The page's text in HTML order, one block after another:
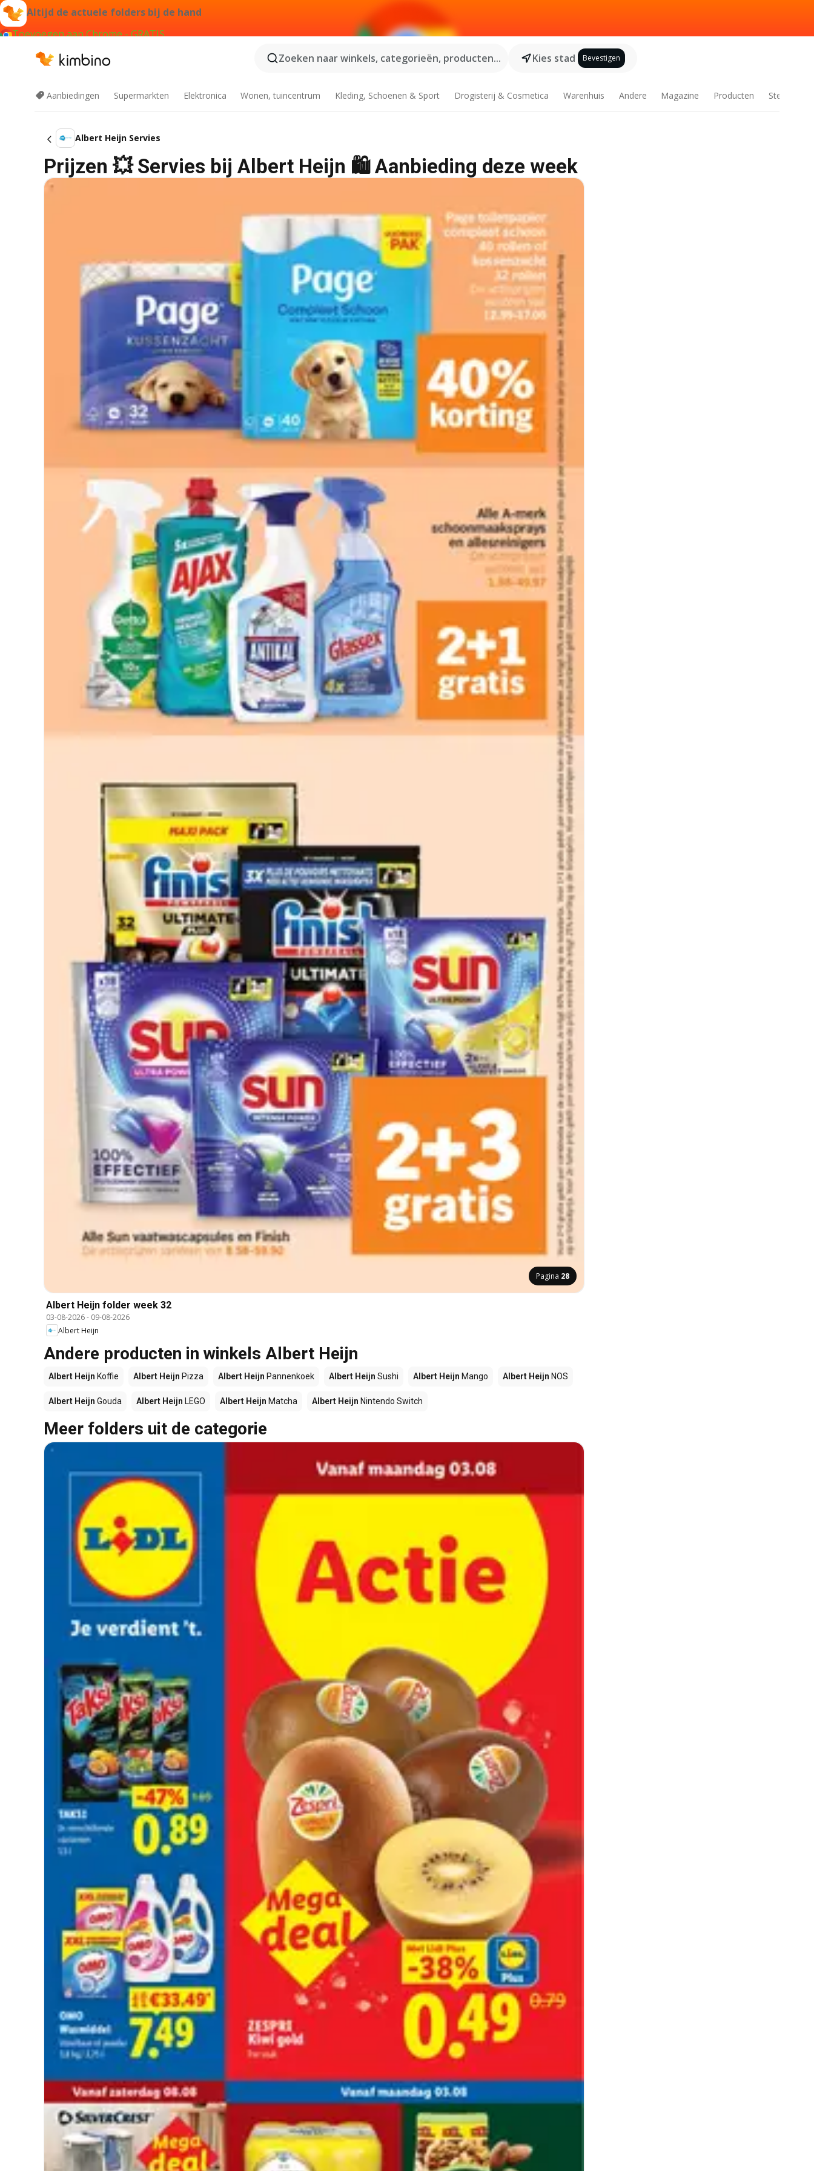
Altijd de actuele folders bij de hand
Toevoegen aan Chrome - GRATIS
Zoeken naar winkels, categorieën, producten...
Kies stad Bevestigen
Aanbiedingen Supermarkten Elektronica Wonen, tuincentrum Kleding, Schoenen & Sport Drogisterij & Cosmetica Warenhuis Andere Magazine Producten Steden
Albert Heijn Servies
Prijzen 💥 Servies bij Albert Heijn 🛍️ Aanbieding deze week
Pagina 28
Albert Heijn folder week 32
03-08-2026- 09-08-2026
Albert Heijn
Andere producten in winkels Albert Heijn
Albert Heijn Koffie Albert Heijn Pizza Albert Heijn Pannenkoek Albert Heijn Sushi Albert Heijn Mango Albert Heijn NOS
Albert Heijn Gouda Albert Heijn LEGO Albert Heijn Matcha Albert Heijn Nintendo Switch
Meer folders uit de categorie